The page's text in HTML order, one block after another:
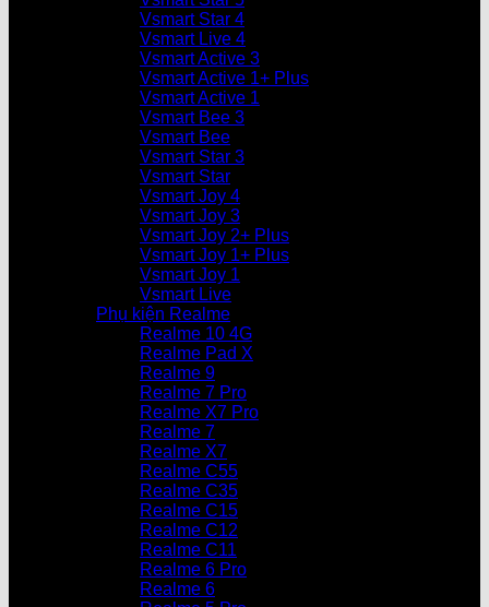
Vsmart Star 4
Vsmart Live 4
Vsmart Active 3
Vsmart Active 1+ Plus
Vsmart Active 1
Vsmart Bee 3
Vsmart Bee
Vsmart Star 3
Vsmart Star
Vsmart Joy 4
Vsmart Joy 3
Vsmart Joy 2+ Plus
Vsmart Joy 1+ Plus
Vsmart Joy 1
Vsmart Live
Phụ kiện Realme
Realme 10 4G
Realme Pad X
Realme 9
Realme 7 Pro
Realme X7 Pro
Realme 7
Realme X7
Realme C55
Realme C35
Realme C15
Realme C12
Realme C11
Realme 6 Pro
Realme 6